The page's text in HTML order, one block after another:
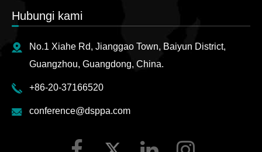
Hubungi kami
No.1 Xiahe Rd, Jianggao Town, Baiyun District,
Guangzhou, Guangdong, China.
+86-20-37166520
conference@dsppa.com